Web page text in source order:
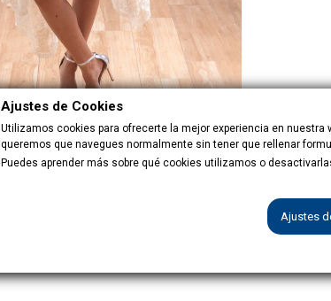
DETALLES
Ajustes de Cookies
Utilizamos cookies para ofrecerte la mejor experiencia en
queremos que navegues normalmente sin tener que rellenar
Puedes aprender más sobre qué cookies utilizamos o
Ajustes